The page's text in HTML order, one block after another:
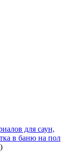
для саун,
в баню на пол